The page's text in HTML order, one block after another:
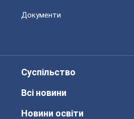
Документи
Суспільство
Всі новини
Новини освіти